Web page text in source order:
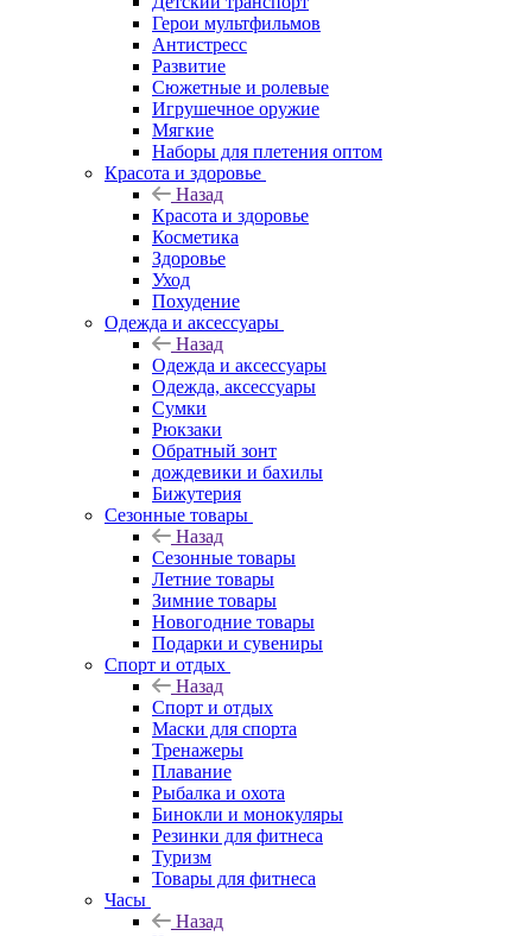
Герои мультфильмов
Антистресс
Развитие
Сюжетные и ролевые
Игрушечное оружие
Мягкие
Наборы для плетения оптом
Красота и здоровье
Назад
Красота и здоровье
Косметика
Здоровье
Уход
Похудение
Одежда и аксессуары
Назад
Одежда и аксессуары
Одежда, аксессуары
Сумки
Рюкзаки
Обратный зонт
дождевики и бахилы
Бижутерия
Сезонные товары
Назад
Сезонные товары
Летние товары
Зимние товары
Новогодние товары
Подарки и сувениры
Спорт и отдых
Назад
Спорт и отдых
Маски для спорта
Тренажеры
Плавание
Рыбалка и охота
Бинокли и монокуляры
Резинки для фитнеса
Туризм
Товары для фитнеса
Часы
Назад